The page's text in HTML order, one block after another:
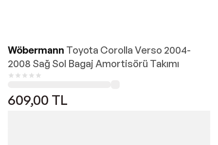
Wöbermann Toyota Corolla Verso 2004-
2008 Sağ Sol Bagaj Amortisörü Takımı
609,00 TL